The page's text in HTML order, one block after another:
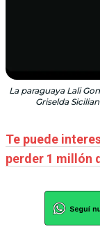
La paraguaya Lali
Griselda
Te puede
perder 1 millón